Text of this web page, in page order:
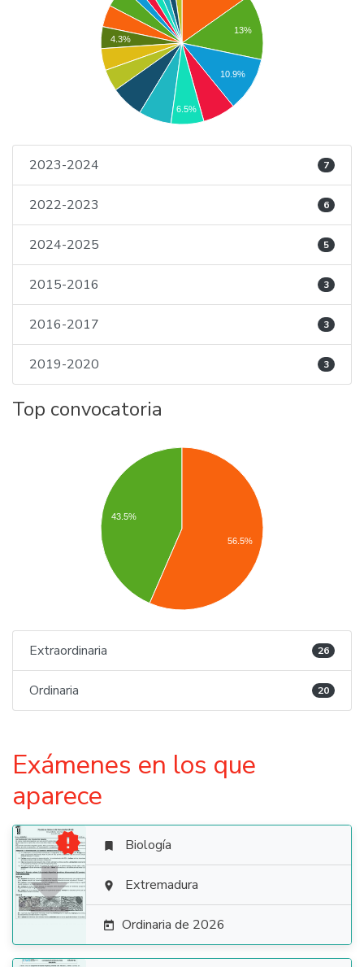
13%
10.9%
4.3%
6.5%
2023-2024 7
2022-2023 6
2024-2025 5
2015-2016 3
2016-2017 3
2019-2020 3
Top convocatoria
43.5%
56.5%
Extraordinaria 26
Ordinaria 20
Exámenes en los que
aparece

  Biología
 Extremadura
 Ordinaria de 2026